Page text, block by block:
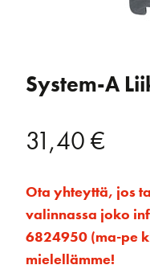
System-A
31,40€
Ota yhteyttä, jos
valinnassa joko
6824950 (ma-pe
mielellämme!